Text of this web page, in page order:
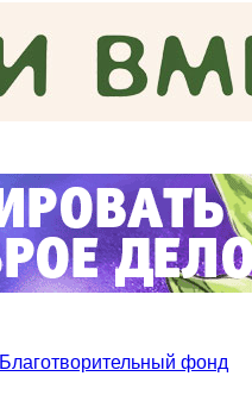
Благотворительный фонд